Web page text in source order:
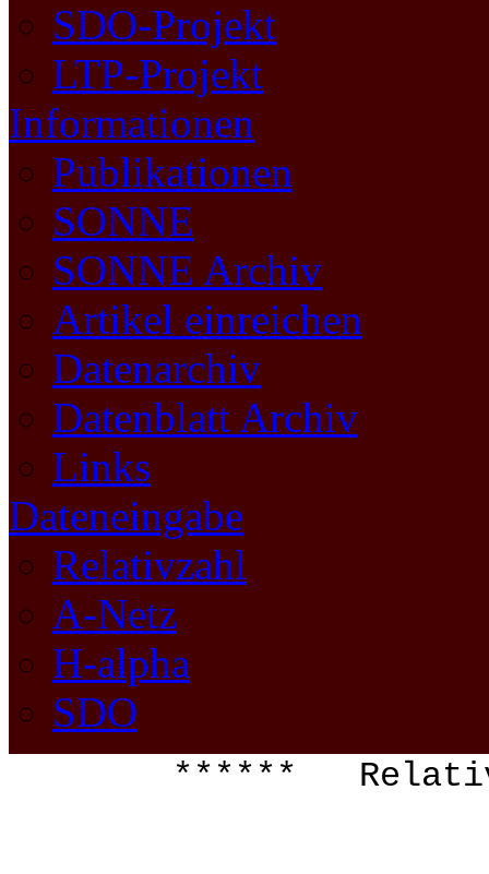
SDO-Projekt
LTP-Projekt
Informationen
Publikationen
SONNE
SONNE Archiv
Artikel einreichen
Datenarchiv
Datenblatt Archiv
Links
Dateneingabe
Relativzahl
A-Netz
H-alpha
SDO
******